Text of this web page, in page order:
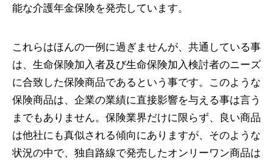
能な介護年金保険を発売しています。
これらはほんの一例に過ぎませんが、共通している事
は、生命保険加入者及び生命保険加入検討者のニーズ
に合致した保険商品であるという事です。このような
保険商品は、企業の業績に直接影響を与える事は言う
までもありません。保険業界だけに限らず、良い商品
は他社にも真似される傾向にありますが、そのような
状況の中で、独自路線で発売したオンリーワン商品は